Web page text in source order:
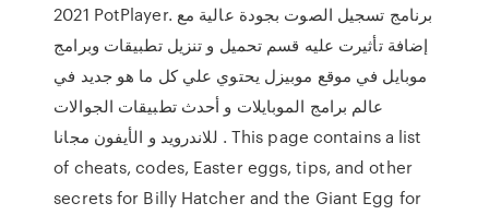
2021 PotPlayer. برنامج تسجيل الصوت بجودة عالية مع
إضافة تأثيرت عليه قسم تحميل و تنزيل تطبيقات وبرامج
موبايل في موقع موبيزل يحتوي علي كل ما هو جديد في
عالم برامج الموبايلات و أحدث تطبيقات الجوالات
للاندرويد و الأيفون مجانا . This page contains a list
of cheats, codes, Easter eggs, tips, and other
secrets for Billy Hatcher and the Giant Egg for